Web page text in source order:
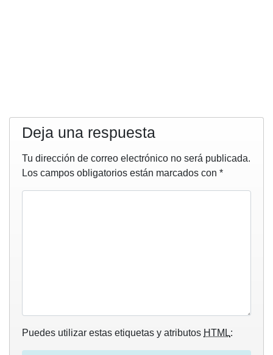
Deja una respuesta
Tu dirección de correo electrónico no será publicada.
Los campos obligatorios están marcados con *
Puedes utilizar estas etiquetas y atributos HTML: